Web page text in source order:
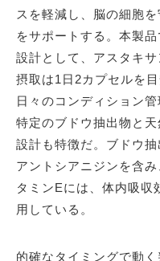
スを軽減し、脳の細胞を
をサポートする。本製
設計として、アスタキ
摂取は1日2カプセルを
日々のコンディション
特定のブドウ抽出物と
設計も特徴だ。ブドウ
アントシアニジンを含
タミンEには、体内吸収
用している。
的確なタイミングで動